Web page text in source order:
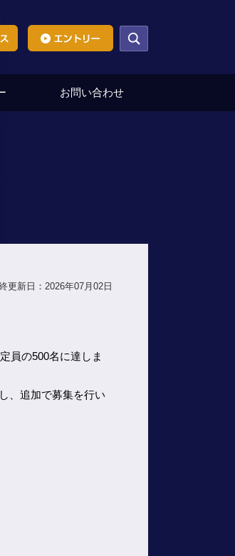
お問い合わせ
更新日：2026年07月02日
員の500名に達しま
、追加で募集を行い